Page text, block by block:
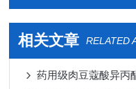
相关文章 RELATED
药用级肉豆蔻酸异丙